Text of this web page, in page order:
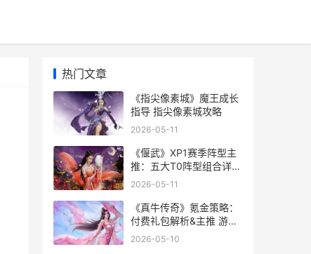
热门文章
《指尖像素城》魔王成长
指导 指尖像素城攻略
2026-05-11
《偃武》XP1赛季阵型主
推：五大T0阵型组合详细
解答 偃武櫜兵
2026-05-11
《真牛传奇》氪金策略：
付费礼包解析&主推 游戏
真传奇
2026-05-10